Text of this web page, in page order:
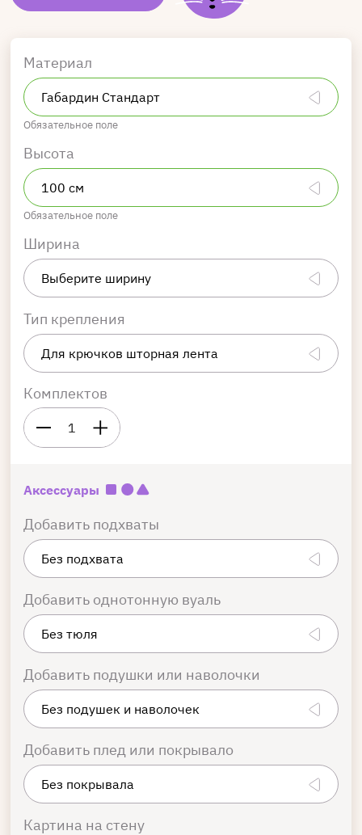
Материал
Обязательное поле
Высота
Обязательное поле
Ширина
Тип крепления
Комплектов
1
Аксессуары
Добавить подхваты
Добавить однотонную вуаль
Добавить подушки или наволочки
Добавить плед или покрывало
Картина на стену